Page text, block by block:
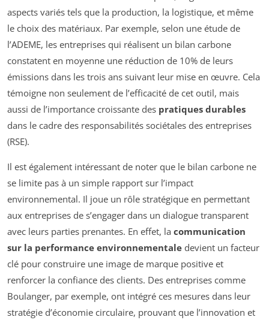
aspects variés tels que la production, la logistique, et même
le choix des matériaux. Par exemple, selon une étude de
l’ADEME, les entreprises qui réalisent un bilan carbone
constatent en moyenne une réduction de 10% de leurs
émissions dans les trois ans suivant leur mise en œuvre. Cela
témoigne non seulement de l’efficacité de cet outil, mais
aussi de l’importance croissante des pratiques durables
dans le cadre des responsabilités sociétales des entreprises
(RSE).
Il est également intéressant de noter que le bilan carbone ne
se limite pas à un simple rapport sur l’impact
environnemental. Il joue un rôle stratégique en permettant
aux entreprises de s’engager dans un dialogue transparent
avec leurs parties prenantes. En effet, la communication
sur la performance environnementale devient un facteur
clé pour construire une image de marque positive et
renforcer la confiance des clients. Des entreprises comme
Boulanger, par exemple, ont intégré ces mesures dans leur
stratégie d’économie circulaire, prouvant que l’innovation et